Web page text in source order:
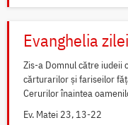
Evanghelia zilei
Zis-a Domnul către iudeii
cărturarilor și fariseilor
Cerurilor înaintea
Ev. Matei 23, 13-22